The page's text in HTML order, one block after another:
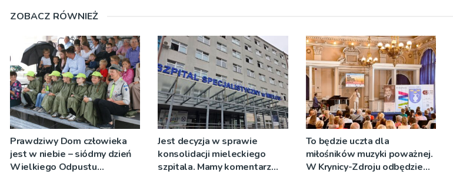
ZOBACZ RÓWNIEŻ
Prawdziwy Dom człowieka
jest w niebie – siódmy dzień
Wielkiego Odpustu
Jest decyzja w sprawie
konsolidacji mieleckiego
szpitala. Mamy komentarz
To będzie uczta dla
miłośników muzyki poważnej.
W Krynicy-Zdroju odbędzie